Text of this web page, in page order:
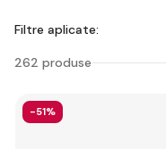
Filtre aplicate:
262 produse
-51%